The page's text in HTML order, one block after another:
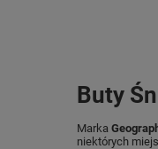
Buty
Marka
niektórych